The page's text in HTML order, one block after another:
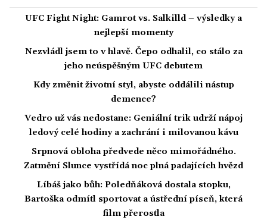
UFC Fight Night: Gamrot vs. Salkilld – výsledky a
nejlepší momenty
Nezvládl jsem to v hlavě. Čepo odhalil, co stálo za
jeho neúspěšným UFC debutem
Kdy změnit životní styl, abyste oddálili nástup
demence?
Vedro už vás nedostane: Geniální trik udrží nápoj
ledový celé hodiny a zachrání i milovanou kávu
Srpnová obloha předvede něco mimořádného.
Zatmění Slunce vystřídá noc plná padajících hvězd
Líbáš jako bůh: Poledňáková dostala stopku,
Bartoška odmítl sportovat a ústřední píseň, která
film přerostla